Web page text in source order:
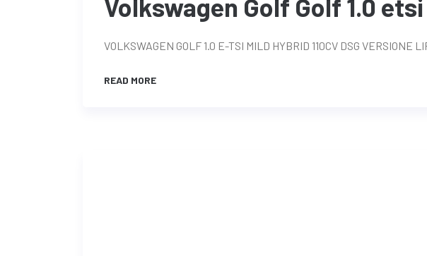
Volkswagen Golf Golf 1.0
VOLKSWAGEN GOLF 1.0 E-TSI MILD HYBRID 110CV DSG VERSIONE
READ MORE